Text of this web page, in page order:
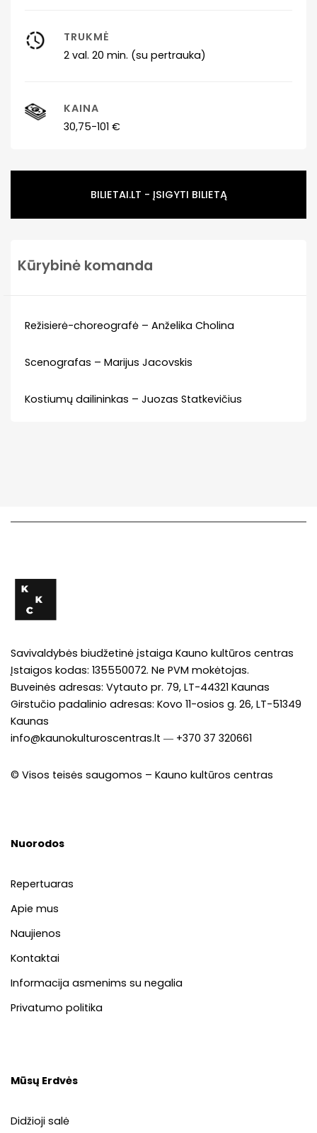
TRUKMĖ
2 val. 20 min. (su pertrauka)
KAINA
30,75-101 €
BILIETAI.LT - ĮSIGYTI BILIETĄ
Kūrybinė komanda
Režisierė-choreografė – Anželika Cholina
Scenografas – Marijus Jacovskis
Kostiumų dailininkas – Juozas Statkevičius
Savivaldybės biudžetinė įstaiga Kauno kultūros centras
Įstaigos kodas: 135550072. Ne PVM mokėtojas.
Buveinės adresas: Vytauto pr. 79, LT-44321 Kaunas
Girstučio padalinio adresas: Kovo 11-osios g. 26, LT-51349
Kaunas
info@kaunokulturoscentras.lt ― +370 37 320661
© Visos teisės saugomos – Kauno kultūros centras
Nuorodos
Repertuaras
Apie mus
Naujienos
Kontaktai
Informacija asmenims su negalia
Privatumo politika
Mūsų Erdvės
Didžioji salė